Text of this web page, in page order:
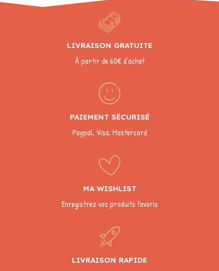
LIVRAISON GRATUITE
À partir de 60€ d’achat
PAIEMENT SÉCURISÉ
Paypal, Visa, Mastercard
MA WISHLIST
Enregistrez vos produits favoris
LIVRAISON RAPIDE